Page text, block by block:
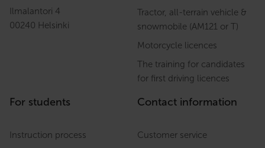
Ilmalantori 4
00240 Helsinki
Tractor, all-terrain vehicle &
snowmobile (AM121 or T)
Motorcycle licences
The training for candidates
for first driving licences
For students
Instruction process
Contact information
Customer service